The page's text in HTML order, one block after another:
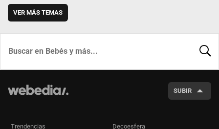
VER MÁS TEMAS
SUBIR
Trendencias Decoesfera